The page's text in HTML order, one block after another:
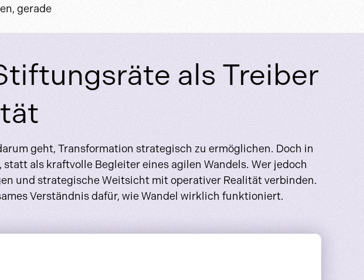
gerade
als Treiber
geht, Transformation strategisch zu ermöglichen. Doch in
als kraftvolle Begleiter eines agilen Wandels. Wer jedoch
und strategische Weitsicht mit operativer Realität verbinden.
Verständnis dafür, wie Wandel wirklich funktioniert.